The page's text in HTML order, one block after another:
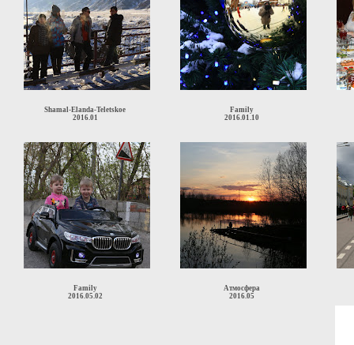
Shamal-Elanda-Teletskoe
2016.01
Family
2016.01.10
Family
2016.05.02
Атмосфера
2016.05